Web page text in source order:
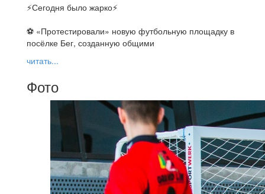
⚡️Сегодня было жарко⚡️
⚽ ️«Протестировали» новую футбольную площадку в
посёлке Бег, созданную общими
читать...
Фото